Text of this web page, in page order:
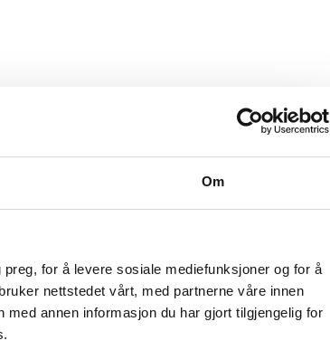
Om
for å levere sosiale mediefunksjoner og for å
nettstedet vårt, med partnerne våre innen
annen informasjon du har gjort tilgjengelig for
innsiktene for moderne